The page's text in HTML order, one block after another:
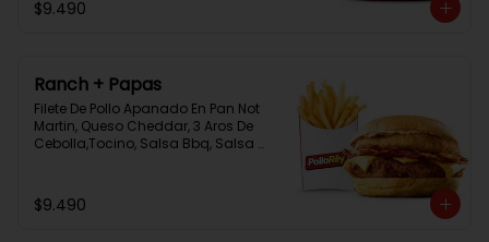
$9.490
Ranch + Papas
Filete De Pollo Apanado En Pan Not
Martin, Queso Cheddar, 3 Aros De
Cebolla,Tocino, Salsa Bbq, Salsa
$9.490